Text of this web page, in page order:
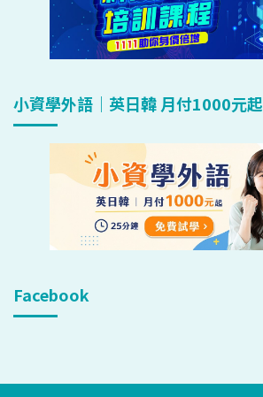
小資學外語｜英日韓 月付1000元起
Facebook